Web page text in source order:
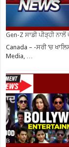
Gen-Z ਸਾਡੀ ਪੀੜ੍ਹੀ
Canada – -ਸਰੀ ‘ਚ
Media, …